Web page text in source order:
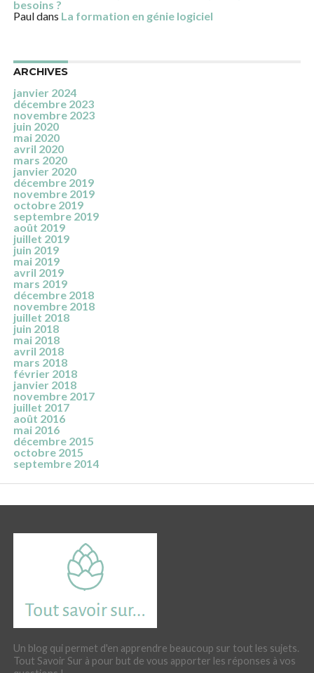
besoins ?
Pauldans La formation en génie logiciel
ARCHIVES
janvier 2024
décembre 2023
novembre 2023
juin 2020
mai 2020
avril 2020
mars 2020
janvier 2020
décembre 2019
novembre 2019
octobre 2019
septembre 2019
août 2019
juillet 2019
juin 2019
mai 2019
avril 2019
mars 2019
décembre 2018
novembre 2018
juillet 2018
juin 2018
mai 2018
avril 2018
mars 2018
février 2018
janvier 2018
novembre 2017
juillet 2017
août 2016
mai 2016
décembre 2015
octobre 2015
septembre 2014
Un blog qui permet d'en apprendre beaucoup sur tout les sujets.
Tout Savoir Sur à pour but de vous apporter les réponses à vos